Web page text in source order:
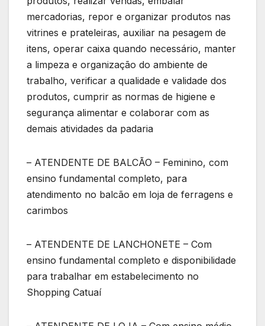
mercadorias, repor e organizar produtos nas
vitrines e prateleiras, auxiliar na pesagem de
itens, operar caixa quando necessário, manter
a limpeza e organização do ambiente de
trabalho, verificar a qualidade e validade dos
produtos, cumprir as normas de higiene e
segurança alimentar e colaborar com as
demais atividades da padaria
– ATENDENTE DE BALCÃO – Feminino, com
ensino fundamental completo, para
atendimento no balcão em loja de ferragens e
carimbos
– ATENDENTE DE LANCHONETE – Com
ensino fundamental completo e disponibilidade
para trabalhar em estabelecimento no
Shopping Catuaí